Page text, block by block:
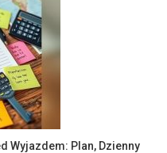
Wyjazdem: Plan, Dzienny